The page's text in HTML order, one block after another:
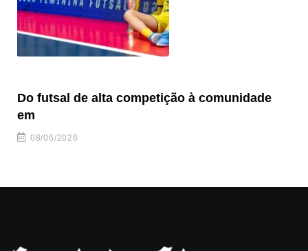
Do futsal de alta competição à comunidade
em
08/06/2026